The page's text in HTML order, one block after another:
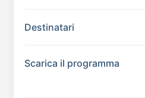
Destinatari
Scarica il programma